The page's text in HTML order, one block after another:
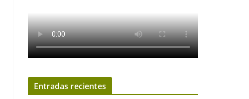
Entradas recientes